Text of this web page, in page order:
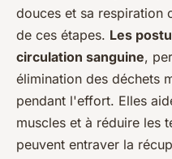
douces et sa respiration
de ces étapes. Les
circulation sanguine,
élimination des déchets
pendant l'effort. Elles
muscles et à réduire les
peuvent entraver la